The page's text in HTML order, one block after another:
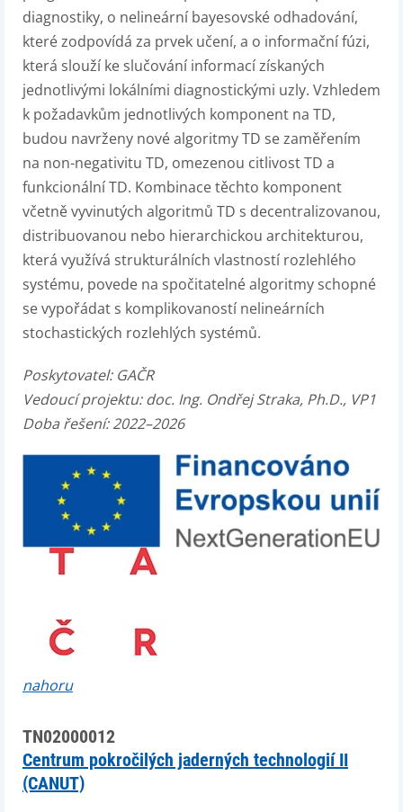
diagnostiky, o nelineární bayesovské odhadování,
které zodpovídá za prvek učení, a o informační fúzi,
která slouží ke slučování informací získaných
jednotlivými lokálními diagnostickými uzly. Vzhledem
k požadavkům jednotlivých komponent na TD,
budou navrženy nové algoritmy TD se zaměřením
na non-negativitu TD, omezenou citlivost TD a
funkcionální TD. Kombinace těchto komponent
včetně vyvinutých algoritmů TD s decentralizovanou,
distribuovanou nebo hierarchickou architekturou,
která využívá strukturálních vlastností rozlehlého
systému, povede na spočitatelné algoritmy schopné
se vypořádat s komplikovaností nelineárních
stochastických rozlehlých systémů.
Poskytovatel: GAČR
Vedoucí projektu:doc. Ing. Ondřej Straka, Ph.D., VP1
Doba řešení: 2022–2026
nahoru
TN02000012
Centrum pokročilých jaderných technologií II
(CANUT)